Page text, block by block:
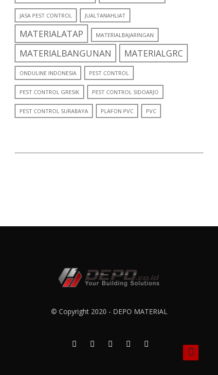
JASA PEST CONTROL JUALTANAHLIAT
MATERIALATAP MATERIALBAJARINGAN
MATERIALBANGUNAN MATERIALGRC
ONDULINE INDONESIA PEST CONTROL
PEST CONTROL GRESIK PEST CONTROL SIDOARJO
PEST CONTROL SURABAYA PLAFON PVC PVC
© Copyright 2020 - DEPO MATERIAL